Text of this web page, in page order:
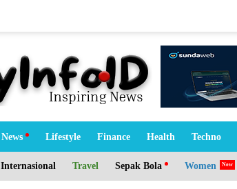
News Lifestyle Finance Health Techno
Internasional Travel Sepak Bola Women